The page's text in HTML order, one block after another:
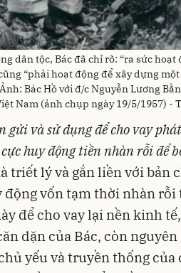
dân tộc, Bác đã chỉ rõ: “ra sức hoạt
“phải hoạt động để xây dựng
Bác Hồ với đ/c Nguyễn Lương
Nam (ảnh chụp ngày 19/5/1957) -
gửi và sử dụng để cho vay
huy động tiền nhàn rỗi để
triết lý và gắn liền với bản
động vốn tạm thời nhàn
để cho vay lại nền kinh
dặn của Bác, còn
yếu và truyền thống của